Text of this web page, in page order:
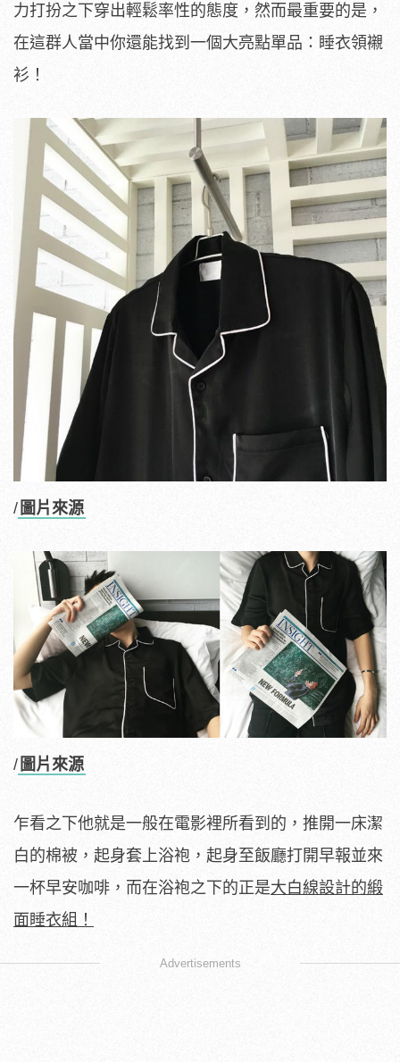
力打扮之下穿出輕鬆率性的態度，然而最重要的是，
在這群人當中你還能找到一個大亮點單品：睡衣領襯
衫！
/ 圖片來源
/ 圖片來源
乍看之下他就是一般在電影裡所看到的，推開一床潔
白的棉被，起身套上浴袍，起身至飯廳打開早報並來
一杯早安咖啡，而在浴袍之下的正是大白線設計的緞
面睡衣組！
Advertisements